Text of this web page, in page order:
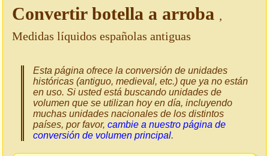
Convertir botella a arroba ,
Medidas líquidos españolas antiguas
Esta página ofrece la conversión de unidades
históricas (antiguo, medieval, etc.) que ya no están
en uso. Si usted está buscando unidades de
volumen que se utilizan hoy en día, incluyendo
muchas unidades nacionales de los distintos
países, por favor, cambie a nuestro página de
conversión de volumen principal.